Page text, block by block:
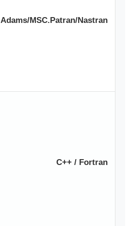
Adams/MSC.Patran/Nastran
C++ / Fortran